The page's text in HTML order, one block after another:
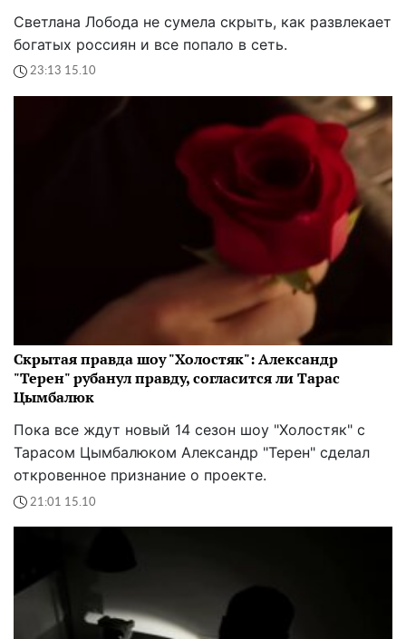
Светлана Лобода не сумела скрыть, как развлекает
богатых россиян и все попало в сеть.
23:13 15.10
Скрытая правда шоу "Холостяк": Александр
"Терен" рубанул правду, согласится ли Тарас
Цымбалюк
Пока все ждут новый 14 сезон шоу "Холостяк" с
Тарасом Цымбалюком Александр "Терен" сделал
откровенное признание о проекте.
21:01 15.10